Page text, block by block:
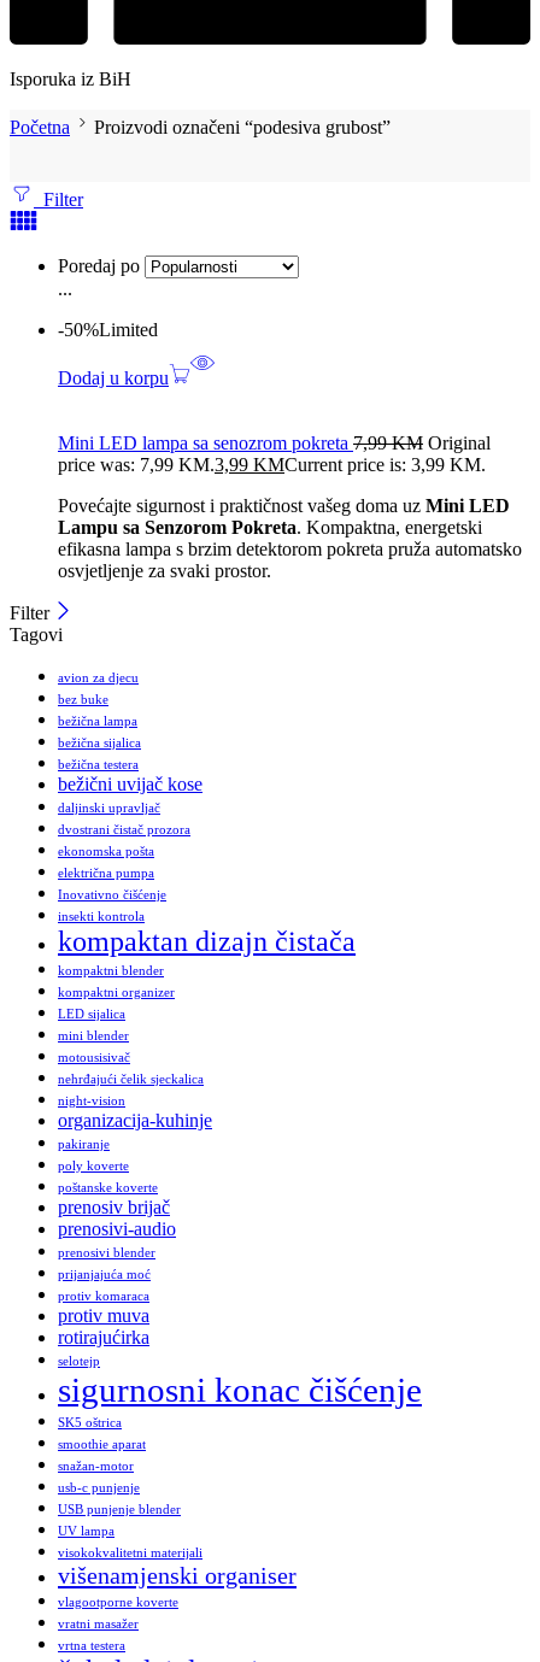
Isporuka iz BiH
Početna Proizvodi označeni “podesiva grubost”
Filter
Poredaj po
...
-50%Limited
Dodaj u korpu
Mini LED lampa sa senozrom pokreta 7,99KM Original
price was: 7,99 KM.3,99 KMCurrent price is: 3,99 KM.
Povećajte sigurnost i praktičnost vašeg doma uz Mini LED
Lampu sa Senzorom Pokreta. Kompaktna, energetski
efikasna lampa s brzim detektorom pokreta pruža automatsko
osvjetljenje za svaki prostor.
Filter
Tagovi
avion za djecu
bez buke
bežična lampa
bežična sijalica
bežična testera
bežični uvijač kose
daljinski upravljač
dvostrani čistač prozora
ekonomska pošta
električna pumpa
Inovativno čišćenje
insekti kontrola
kompaktan dizajn čistača
kompaktni blender
kompaktni organizer
LED sijalica
mini blender
motousisivač
nehrđajući čelik sjeckalica
night-vision
organizacija-kuhinje
pakiranje
poly koverte
poštanske koverte
prenosiv brijač
prenosivi-audio
prenosivi blender
prijanjajuća moć
protiv komaraca
protiv muva
rotirajućirka
selotejp
sigurnosni konac čišćenje
SK5 oštrica
smoothie aparat
snažan-motor
usb-c punjenje
USB punjenje blender
UV lampa
visokokvalitetni materijali
višenamjenski organiser
vlagootporne koverte
vratni masažer
vrtna testera